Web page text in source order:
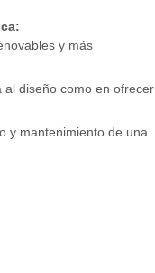
y más
diseño como en ofrecer
y mantenimiento de una